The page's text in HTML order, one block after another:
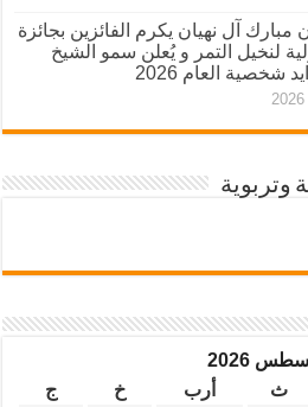
مبارك آل نهيان يكرم الفائزين بجائزة
لنخيل التمر و يُعلن سمو الشيخ
شخصية العام 2026
وتربوية
2026
ث أرب خ ج